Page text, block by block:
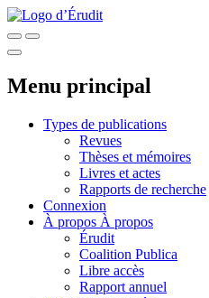
Menu principal
Types de publications
Revues
Thèses et mémoires
Livres et actes
Rapports de recherche
Connexion
À propos À propos
Érudit
Coalition Publica
Libre accès
Rapport annuel